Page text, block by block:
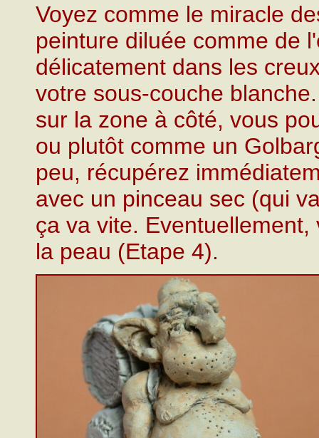
Voyez comme le miracle
peinture diluée comme de
délicatement dans les
votre sous-couche
sur la zone à côté, vous
ou plutôt comme un
peu, récupérez
avec un pinceau sec (qui
ça va vite.
la peau (Etape 4).